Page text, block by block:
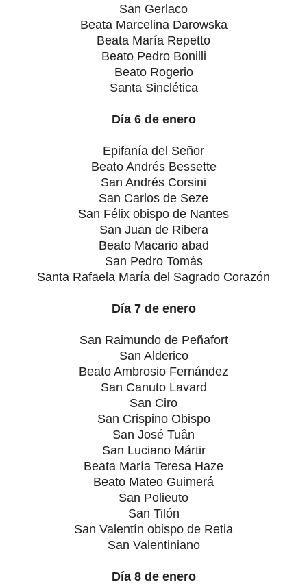
San Gerlaco
Beata Marcelina Darowska
Beata María Repetto
Beato Pedro Bonilli
Beato Rogerio
Santa Sinclética
Día 6 de enero
Epifanía del Señor
Beato Andrés Bessette
San Andrés Corsini
San Carlos de Seze
San Félix obispo de Nantes
San Juan de Ribera
Beato Macario abad
San Pedro Tomás
Santa Rafaela María del Sagrado Corazón
Día 7 de enero
San Raimundo de Peñafort
San Alderico
Beato Ambrosio Fernández
San Canuto Lavard
San Ciro
San Crispino Obispo
San José Tuân
San Luciano Mártir
Beata María Teresa Haze
Beato Mateo Guimerá
San Polieuto
San Tilón
San Valentín obispo de Retia
San Valentiniano
Día 8 de enero